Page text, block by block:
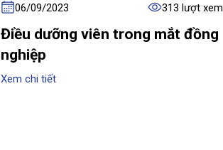
06/09/2023 313 lượt xem
Điều dưỡng viên trong mắt đồng
nghiệp
Xem chi tiết